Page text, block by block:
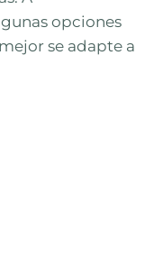
opciones
se adapte a